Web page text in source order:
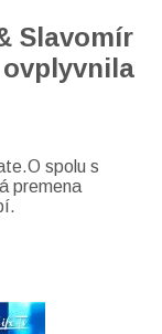
Slavomír
spolu s
premena